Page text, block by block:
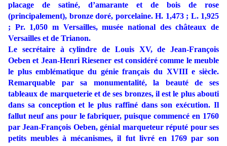
placage de satiné, d’amarante et de bois de rose
(principalement), bronze doré, porcelaine. H. 1,473 ; L. 1,925
; Pr. 1,050 m Versailles, musée national des châteaux de
Versailles et de Trianon.
Le secrétaire à cylindre de Louis XV, de Jean-François
Oeben et Jean-Henri Riesener est considéré comme le meuble
le plus emblématique du génie français du XVIII e siècle.
Remarquable par sa monumentalité, la beauté de ses
tableaux de marqueterie et de ses bronzes, il est le plus abouti
dans sa conception et le plus raffiné dans son exécution. Il
fallut neuf ans pour le fabriquer, puisque commencé en 1760
par Jean-François Oeben, génial marqueteur réputé pour ses
petits meubles à mécanismes, il fut livré en 1769 par son